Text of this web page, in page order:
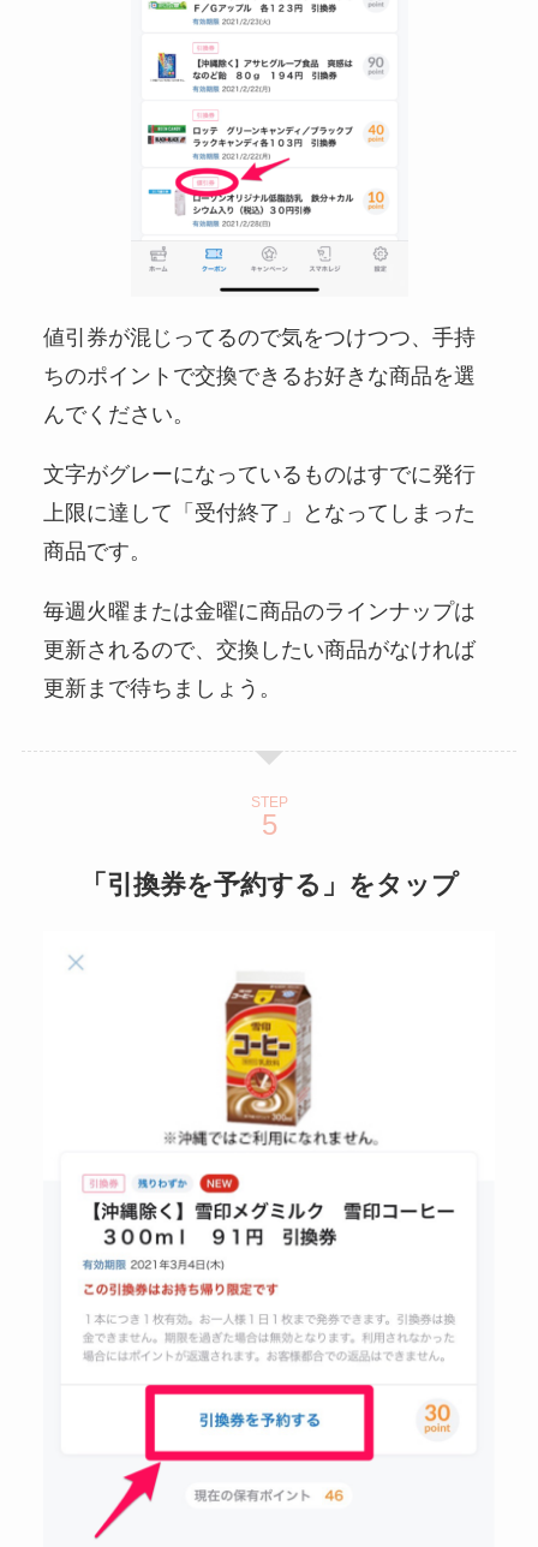
値引券が混じってるので気をつけつつ、手持
ちのポイントで交換できるお好きな商品を選
んでください。
文字がグレーになっているものはすでに発行
上限に達して「受付終了」となってしまった
商品です。
毎週火曜または金曜に商品のラインナップは
更新されるので、交換したい商品がなければ
更新まで待ちましょう。
STEP
「引換券を予約する」をタップ